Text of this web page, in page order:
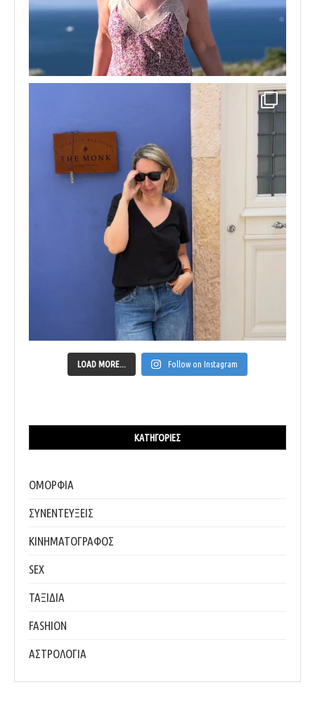
LOAD MORE... Follow on Instagram
ΚΑΤΗΓΟΡΊΕΣ
ΟΜΟΡΦΙΑ
ΣΥΝΕΝΤΕΥΞΕΙΣ
ΚΙΝΗΜΑΤΟΓΡΑΦΟΣ
SEX
ΤΑΞΙΔΙΑ
FASHION
ΑΣΤΡΟΛΟΓΙΑ